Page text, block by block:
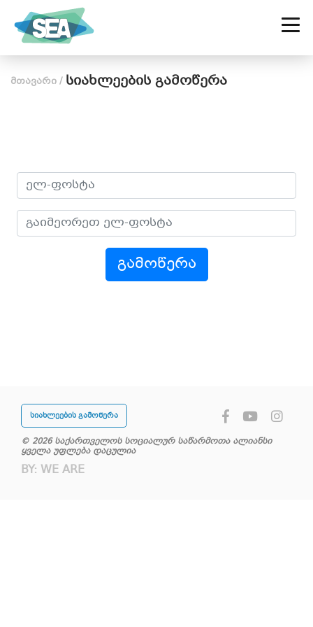
მთავარი / სიახლეების გამოწერა
გამოწერა
სიახლეების გამოწერა
© 2026 საქართველოს სოციალურ საწარმოთა ალიანსი
ყველა უფლება დაცულია
BY: WE ARE